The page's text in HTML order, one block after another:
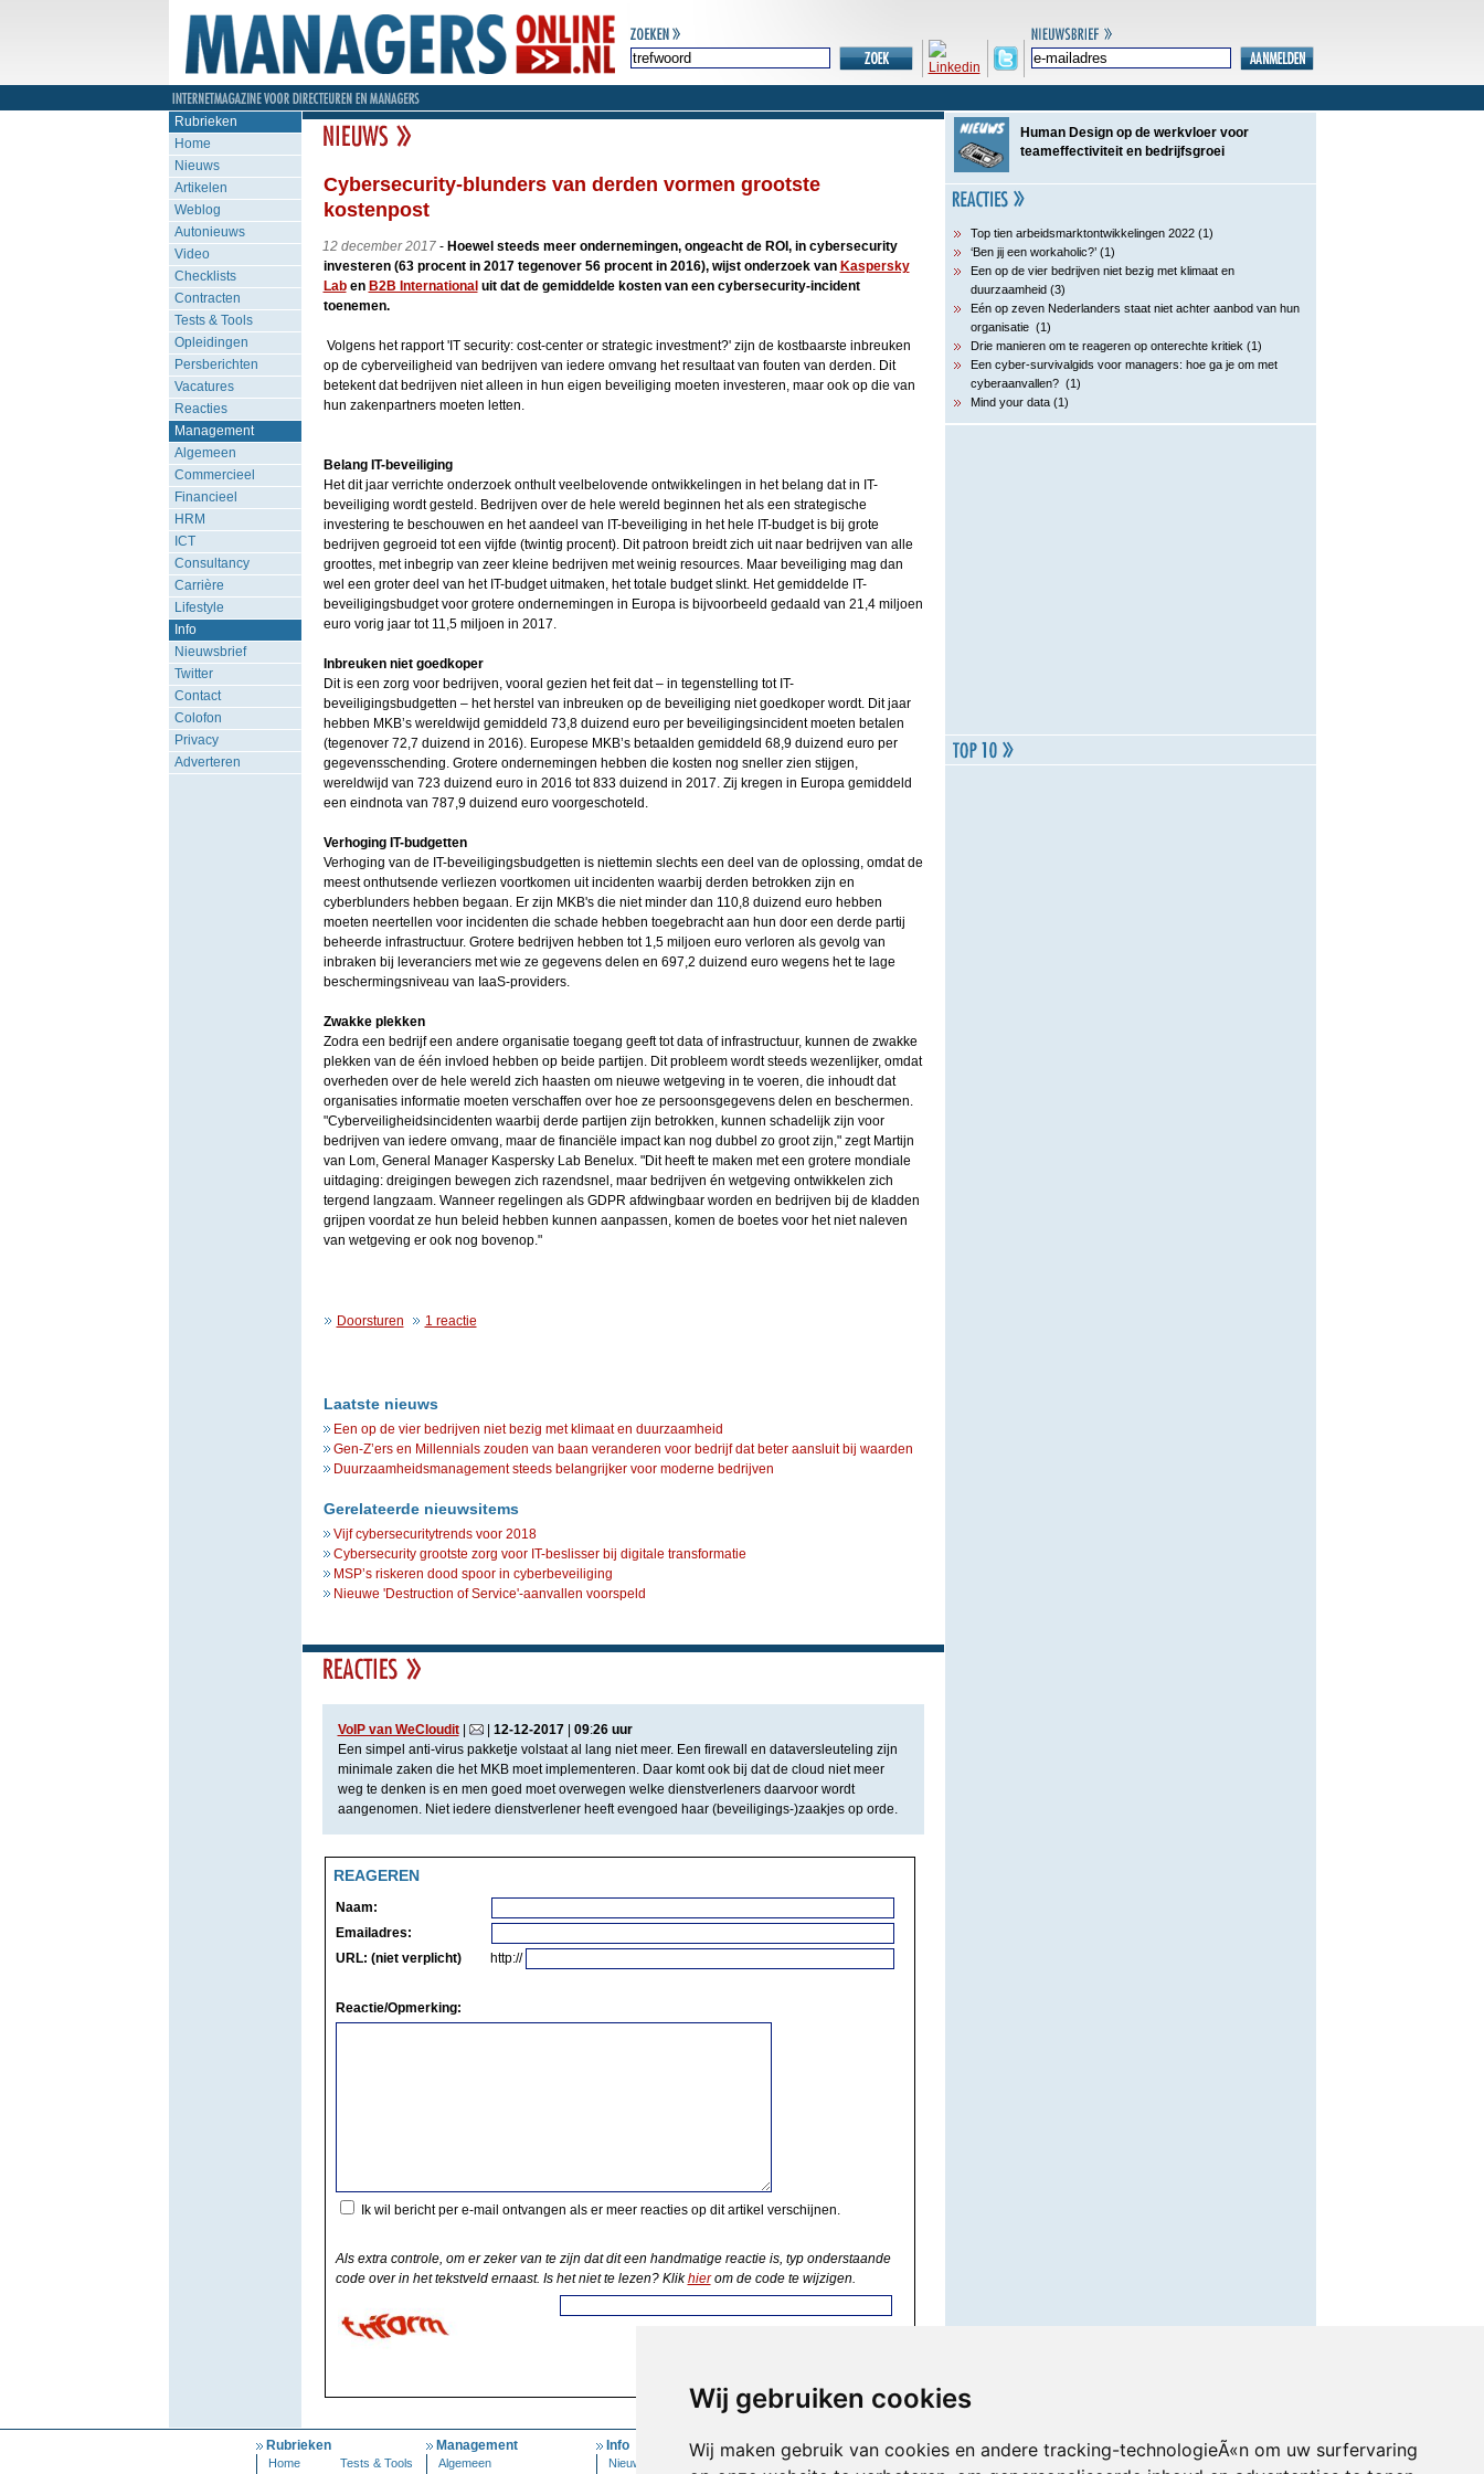
Wij gebruiken cookies
Wij maken gebruik van cookies en andere tracking-technologieÃ«n om uw surfervaring
Rubrieken
Home
Nieuws
Artikelen
Weblog
Autonieuws
Video
Checklists
Contracten
Tests & Tools
Opleidingen
Persberichten
Vacatures
Reacties
Management
Algemeen
Commercieel
Financieel
HRM
ICT
Consultancy
Carrière
Lifestyle
Info
Nieuwsbrief
Twitter
Contact
Colofon
Privacy
Adverteren
Cybersecurity-blunders van derden vormen grootste
kostenpost
12 december 2017- Hoewel steeds meer ondernemingen, ongeacht de ROI, in cybersecurity
investeren (63 procent in 2017 tegenover 56 procent in 2016), wijst onderzoek van Kaspersky
Laben B2B International uit dat de gemiddelde kosten van een cybersecurity-incident
toenemen.
Volgens het rapport 'IT security: cost-center or strategic investment?' zijn de kostbaarste inbreuken
op de cyberveiligheid van bedrijven van iedere omvang het resultaat van fouten van derden. Dit
betekent dat bedrijven niet alleen in hun eigen beveiliging moeten investeren, maar ook op die van
hun zakenpartners moeten letten.
Belang IT-beveiliging
Het dit jaar verrichte onderzoek onthult veelbelovende ontwikkelingen in het belang dat in IT-
beveiliging wordt gesteld. Bedrijven over de hele wereld beginnen het als een strategische
investering te beschouwen en het aandeel van IT-beveiliging in het hele IT-budget is bij grote
bedrijven gegroeid tot een vijfde (twintig procent). Dit patroon breidt zich uit naar bedrijven van alle
groottes, met inbegrip van zeer kleine bedrijven met weinig resources. Maar beveiliging mag dan
wel een groter deel van het IT-budget uitmaken, het totale budget slinkt. Het gemiddelde IT-
beveiligingsbudget voor grotere ondernemingen in Europa is bijvoorbeeld gedaald van 21,4 miljoen
euro vorig jaar tot 11,5 miljoen in 2017.
Inbreuken niet goedkoper
Dit is een zorg voor bedrijven, vooral gezien het feit dat – in tegenstelling tot IT-
beveiligingsbudgetten – het herstel van inbreuken op de beveiliging niet goedkoper wordt. Dit jaar
hebben MKB’s wereldwijd gemiddeld 73,8 duizend euro per beveiligingsincident moeten betalen
(tegenover 72,7 duizend in 2016). Europese MKB’s betaalden gemiddeld 68,9 duizend euro per
gegevensschending. Grotere ondernemingen hebben die kosten nog sneller zien stijgen,
wereldwijd van 723 duizend euro in 2016 tot 833 duizend in 2017. Zij kregen in Europa gemiddeld
een eindnota van 787,9 duizend euro voorgeschoteld.
Verhoging IT-budgetten
Verhoging van de IT-beveiligingsbudgetten is niettemin slechts een deel van de oplossing, omdat de
meest onthutsende verliezen voortkomen uit incidenten waarbij derden betrokken zijn en
cyberblunders hebben begaan. Er zijn MKB's die niet minder dan 110,8 duizend euro hebben
moeten neertellen voor incidenten die schade hebben toegebracht aan hun door een derde partij
beheerde infrastructuur. Grotere bedrijven hebben tot 1,5 miljoen euro verloren als gevolg van
inbraken bij leveranciers met wie ze gegevens delen en 697,2 duizend euro wegens het te lage
beschermingsniveau van IaaS-providers.
Zwakke plekken
Zodra een bedrijf een andere organisatie toegang geeft tot data of infrastructuur, kunnen de zwakke
plekken van de één invloed hebben op beide partijen. Dit probleem wordt steeds wezenlijker, omdat
overheden over de hele wereld zich haasten om nieuwe wetgeving in te voeren, die inhoudt dat
organisaties informatie moeten verschaffen over hoe ze persoonsgegevens delen en beschermen.
"Cyberveiligheidsincidenten waarbij derde partijen zijn betrokken, kunnen schadelijk zijn voor
bedrijven van iedere omvang, maar de financiële impact kan nog dubbel zo groot zijn," zegt Martijn
van Lom, General Manager Kaspersky Lab Benelux. "Dit heeft te maken met een grotere mondiale
uitdaging: dreigingen bewegen zich razendsnel, maar bedrijven én wetgeving ontwikkelen zich
tergend langzaam. Wanneer regelingen als GDPR afdwingbaar worden en bedrijven bij de kladden
grijpen voordat ze hun beleid hebben kunnen aanpassen, komen de boetes voor het niet naleven
van wetgeving er ook nog bovenop."
Doorsturen 1 reactie
Laatste nieuws
Een op de vier bedrijven niet bezig met klimaat en duurzaamheid
Gen-Z’ers en Millennials zouden van baan veranderen voor bedrijf dat beter aansluit bij waarden
Duurzaamheidsmanagement steeds belangrijker voor moderne bedrijven
Gerelateerde nieuwsitems
Vijf cybersecuritytrends voor 2018
Cybersecurity grootste zorg voor IT-beslisser bij digitale transformatie
MSP’s riskeren dood spoor in cyberbeveiliging
Nieuwe 'Destruction of Service'-aanvallen voorspeld
VoIP van WeCloudit| | 12-12-2017| 09:26 uur
Een simpel anti-virus pakketje volstaat al lang niet meer. Een firewall en dataversleuteling zijn
minimale zaken die het MKB moet implementeren. Daar komt ook bij dat de cloud niet meer
weg te denken is en men goed moet overwegen welke dienstverleners daarvoor wordt
aangenomen. Niet iedere dienstverlener heeft evengoed haar (beveiligings-)zaakjes op orde.
REAGEREN
Naam:
Emailadres:
URL: (niet verplicht)
http://
Reactie/Opmerking:
Ik wil bericht per e-mail ontvangen als er meer reacties op dit artikel verschijnen.
Als extra controle, om er zeker van te zijn dat dit een handmatige reactie is, typ onderstaande
code over in het tekstveld ernaast. Is het niet te lezen? Klikhierom de code te wijzigen.
Human Design op de werkvloer voor
teameffectiviteit en bedrijfsgroei
Top tien arbeidsmarktontwikkelingen 2022 (1)
‘Ben jij een workaholic?’ (1)
Een op de vier bedrijven niet bezig met klimaat en
duurzaamheid (3)
Eén op zeven Nederlanders staat niet achter aanbod van hun
organisatie (1)
Drie manieren om te reageren op onterechte kritiek (1)
Een cyber-survivalgids voor managers: hoe ga je om met
cyberaanvallen? (1)
Mind your data (1)
Rubrieken
Home Tests & Tools
Management
Algemeen
Info
Nieuwsbrief
Mijn Account
Inloggen